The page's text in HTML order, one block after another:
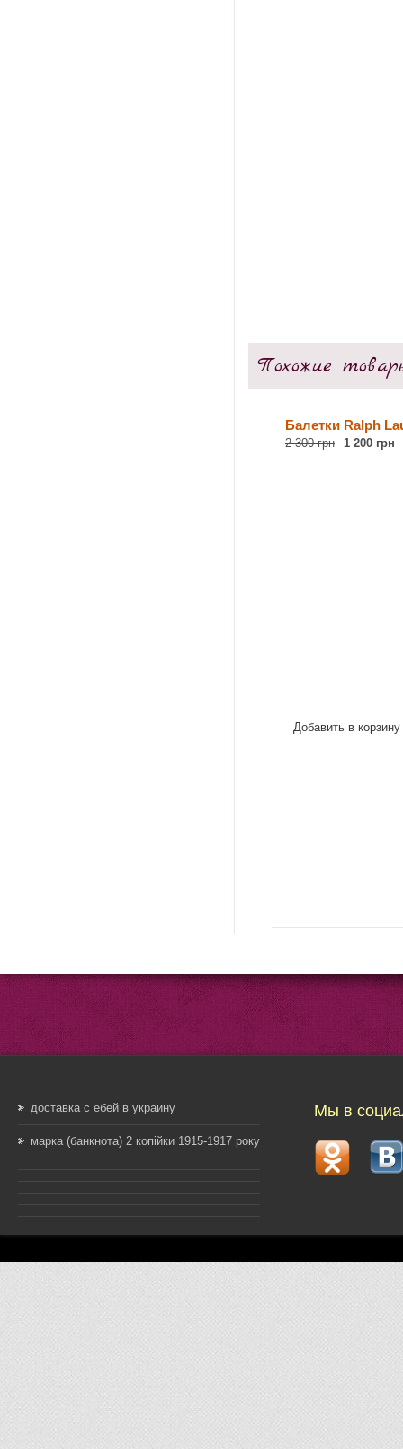
Похожие
Балетки Ralph
2 300 грн 1 200 грн
Добавить в корзину
доставка с ебей в украину
марка (банкнота) 2 копійки 1915-1917 року
Мы в